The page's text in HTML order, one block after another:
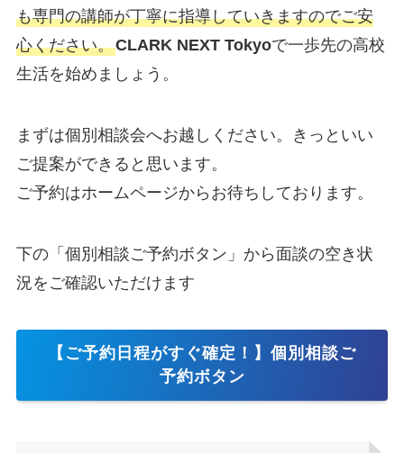
も専門の講師が丁寧に指導していきますのでご安
心ください。CLARK NEXT Tokyoで一歩先の高校
生活を始めましょう。
まずは個別相談会へお越しください。きっといい
ご提案ができると思います。
ご予約はホームページからお待ちしております。
下の「個別相談ご予約ボタン」から面談の空き状
況をご確認いただけます
【ご予約日程がすぐ確定！】個別相談ご
予約ボタン